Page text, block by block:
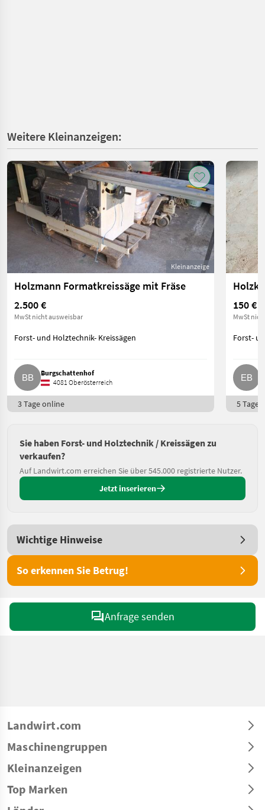
Weitere Kleinanzeigen:
Kleinanzeige
Holzmann Formatkreissäge mit Fräse
2.500 €
MwSt nicht ausweisbar
Forst- und Holztechnik- Kreissägen
Burgschattenhof
4081 Oberösterreich
3 Tage online
150 €
MwSt
Forst-
5 Tage
Sie haben Forst- und Holztechnik / Kreissägen zu
verkaufen?
Auf Landwirt.com erreichen Sie über 545.000 registrierte Nutzer.
Jetzt inserieren
Wichtige Hinweise
So erkennen Sie Betrug!
Anfrage senden
Landwirt.com
Maschinengruppen
Kleinanzeigen
Top Marken